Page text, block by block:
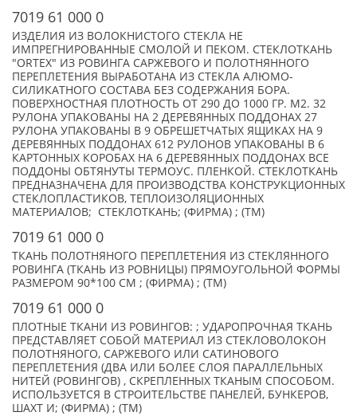
7019 61 000 0
ИЗДЕЛИЯ ИЗ ВОЛОКНИСТОГО СТЕКЛА НЕ
ИМПРЕГНИРОВАННЫЕ СМОЛОЙ И ПЕКОМ. СТЕКЛОТКАНЬ
"ORTEX" ИЗ РОВИНГА САРЖЕВОГО И ПОЛОТНЯННОГО
ПЕРЕПЛЕТЕНИЯ ВЫРАБОТАНА ИЗ СТЕКЛА АЛЮМО-
СИЛИКАТНОГО СОСТАВА БЕЗ СОДЕРЖАНИЯ БОРА.
ПОВЕРХНОСТНАЯ ПЛОТНОСТЬ ОТ 290 ДО 1000 ГР. М2. 32
РУЛОНА УПАКОВАНЫ НА 2 ДЕРЕВЯННЫХ ПОДДОНАХ 27
РУЛОНА УПАКОВАНЫ В 9 ОБРЕШЕТЧАТЫХ ЯЩИКАХ НА 9
ДЕРЕВЯННЫХ ПОДДОНАХ 612 РУЛОНОВ УПАКОВАНЫ В 6
КАРТОННЫХ КОРОБАХ НА 6 ДЕРЕВЯННЫХ ПОДДОНАХ ВСЕ
ПОДДОНЫ ОБТЯНУТЫ ТЕРМОУС. ПЛЕНКОЙ. СТЕКЛОТКАНЬ
ПРЕДНАЗНАЧЕНА ДЛЯ ПРОИЗВОДСТВА КОНСТРУКЦИОННЫХ
СТЕКЛОПЛАСТИКОВ, ТЕПЛОИЗОЛЯЦИОННЫХ
МАТЕРИАЛОВ; СТЕКЛОТКАНЬ; (ФИРМА) ; (TM)
7019 61 000 0
ТКАНЬ ПОЛОТНЯНОГО ПЕРЕПЛЕТЕНИЯ ИЗ СТЕКЛЯННОГО
РОВИНГА (ТКАНЬ ИЗ РОВНИЦЫ) ПРЯМОУГОЛЬНОЙ ФОРМЫ
РАЗМЕРОМ 90*100 СМ ; (ФИРМА) ; (TM)
7019 61 000 0
ПЛОТНЫЕ ТКАНИ ИЗ РОВИНГОВ: ; УДАРОПРОЧНАЯ ТКАНЬ
ПРЕДСТАВЛЯЕТ СОБОЙ МАТЕРИАЛ ИЗ СТЕКЛОВОЛОКОН
ПОЛОТНЯНОГО, САРЖЕВОГО ИЛИ САТИНОВОГО
ПЕРЕПЛЕТЕНИЯ (ДВА ИЛИ БОЛЕЕ СЛОЯ ПАРАЛЛЕЛЬНЫХ
НИТЕЙ (РОВИНГОВ) , СКРЕПЛЕННЫХ ТКАНЫМ СПОСОБОМ.
ИСПОЛЬЗУЕТСЯ В СТРОИТЕЛЬСТВЕ ПАНЕЛЕЙ, БУНКЕРОВ,
ШАХТ И; (ФИРМА) ; (TM)